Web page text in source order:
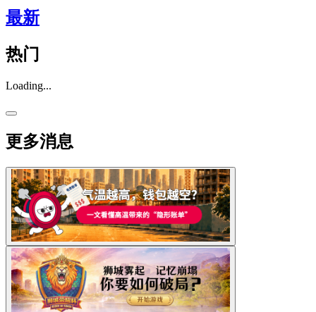
最新
热门
Loading...
更多消息